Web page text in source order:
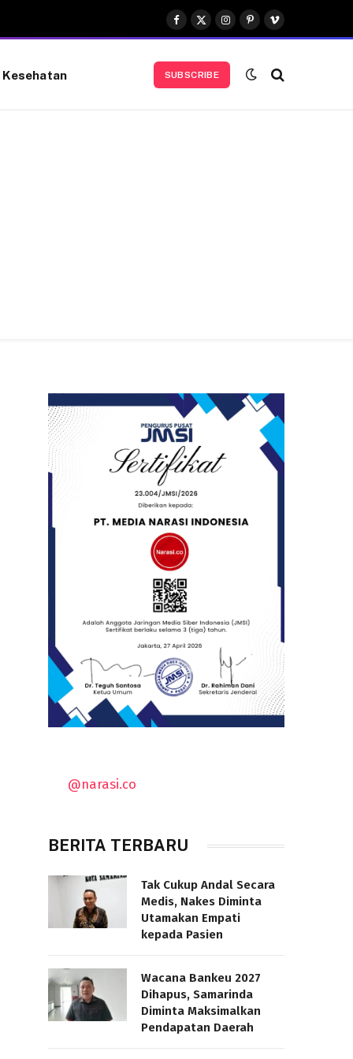
Facebook
X
(Twitter)
Instagram
Pinterest
Vimeo
Kesehatan SUBSCRIBE
@narasi.co
BERITA TERBARU
Tak Cukup Andal Secara
Medis, Nakes Diminta
Utamakan Empati
kepada Pasien
Wacana Bankeu 2027
Dihapus, Samarinda
Diminta Maksimalkan
Pendapatan Daerah